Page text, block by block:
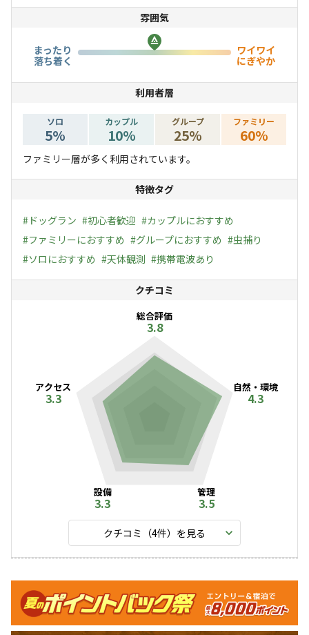
雰囲気
まったり
落ち着く
ワイワイ
にぎやか
利用者層
ソロ
5%
カップル
10%
グループ
25%
ファミリー
60%
ファミリー層が多く利用されています。
特徴タグ
# ドッグラン #初心者歓迎 #カップルにおすすめ
#ファミリーにおすすめ #グループにおすすめ #虫捕り
#ソロにおすすめ #天体観測 #携帯電波あり
クチコミ
総合評価
3.8
自然・環境
4.3
管理
3.5
設備
3.3
アクセス
3.3
クチコミ（4件）を見る
キャンペーン